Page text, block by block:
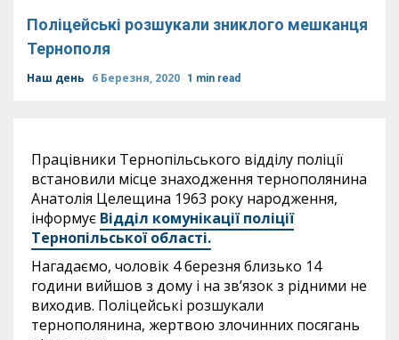
Поліцейські розшукали зниклого мешканця
Тернополя
Наш день 6 Березня, 2020 1 min read
Працівники Тернопільського відділу поліції
встановили місце знаходження тернополянина
Анатолія Целещина 1963 року народження,
інформує Відділ комунікації поліції
Тернопільської області.
Нагадаємо, чоловік 4 березня близько 14
години вийшов з дому і на зв’язок з рідними не
виходив. Поліцейські розшукали
тернополянина, жертвою злочинних посягань